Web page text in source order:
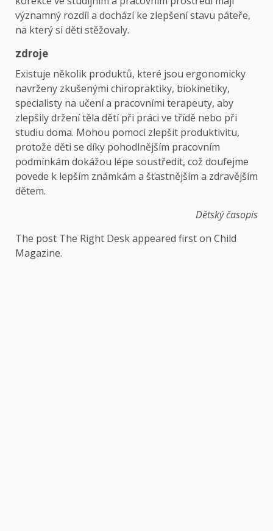
významný rozdíl a dochází ke zlepšení stavu páteře,
na který si děti stěžovaly.
zdroje
Existuje několik produktů, které jsou ergonomicky
navrženy zkušenými chiropraktiky, biokinetiky,
specialisty na učení a pracovními terapeuty, aby
zlepšily držení těla dětí při práci ve třídě nebo při
studiu doma. Mohou pomoci zlepšit produktivitu,
protože děti se díky pohodlnějším pracovním
podmínkám dokážou lépe soustředit, což doufejme
povede k lepším známkám a šťastnějším a zdravějším
dětem.
Dětský časopis
The post The Right Desk appeared first on Child
Magazine.